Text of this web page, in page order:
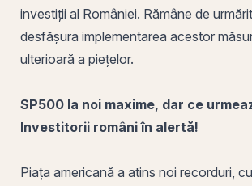
investiții al României. Rămâne de
desfășura implementarea acestor
ulterioară a piețelor.
SP500 la noi maxime, dar ce
Investitorii români în alertă!
Piața americană a atins noi recorduri,